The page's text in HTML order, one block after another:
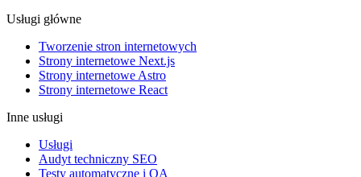
Usługi główne
Tworzenie stron internetowych
Strony internetowe Next.js
Strony internetowe Astro
Strony internetowe React
Inne usługi
Usługi
Audyt techniczny SEO
Testy automatyczne i QA